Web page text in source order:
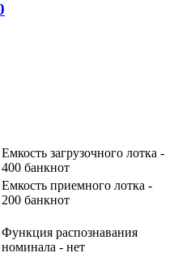
Емкость загрузочного лотка -
400 банкнот
Емкость приемного лотка -
200 банкнот
Функция распознавания
номинала - нет